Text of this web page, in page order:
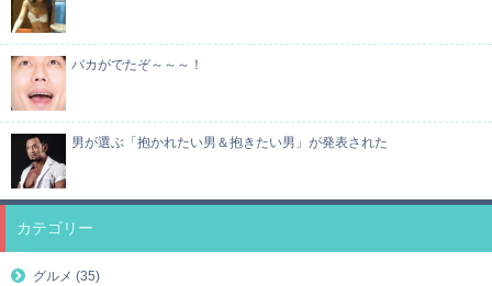
バカがでたぞ～～～！
男が選ぶ「抱かれたい男＆抱きたい男」が発表された
カテゴリー
グルメ (35)